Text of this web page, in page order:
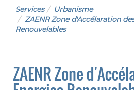
Services
Urbanisme
ZAENR Zone d'Accélaration
Renouvelables
ZAENR Zone